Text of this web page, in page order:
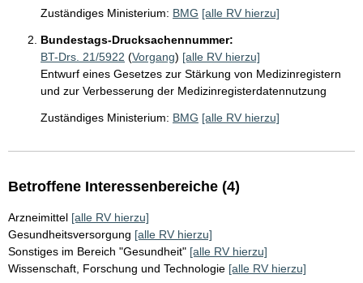
Zuständiges Ministerium: BMG [alle RV hierzu]
Bundestags-Drucksachennummer:
BT-Drs. 21/5922 (Vorgang) [alle RV hierzu]
Entwurf eines Gesetzes zur Stärkung von Medizinregistern
und zur Verbesserung der Medizinregisterdatennutzung
Zuständiges Ministerium: BMG [alle RV hierzu]
Betroffene Interessenbereiche (4)
Arzneimittel [alle RV hierzu]
Gesundheitsversorgung [alle RV hierzu]
Sonstiges im Bereich "Gesundheit" [alle RV hierzu]
Wissenschaft, Forschung und Technologie [alle RV hierzu]